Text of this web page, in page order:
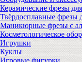
Керамические фрезы
Твёрдосплавные фрезы
Маникюрные фрезы с
Косметологическое
Игрушки
Куклы